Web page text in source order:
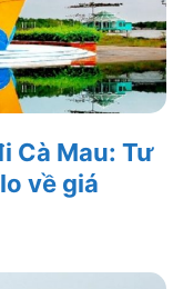
Cà Mau: Tư
về giá